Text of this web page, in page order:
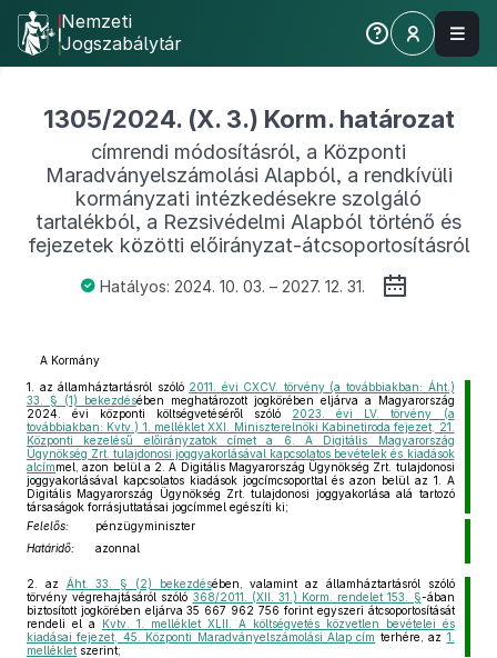
Nemzeti
Jogszabálytár
1305/2024. (X. 3.) Korm. határozat
címrendi módosításról, a Központi
Maradványelszámolási Alapból, a rendkívüli
kormányzati intézkedésekre szolgáló
tartalékból, a Rezsivédelmi Alapból történő és
fejezetek közötti előirányzat-átcsoportosításról
Hatályos: 2024. 10. 03. – 2027. 12. 31.
A Kormány
1.
az államháztartásról szóló 2011. évi CXCV. törvény (a továbbiakban: Áht.)
33. § (1) bekezdésében meghatározott jogkörében eljárva a Magyarország
2024. évi központi költségvetéséről szóló 2023. évi LV. törvény (a
továbbiakban: Kvtv.) 1. melléklet XXI. Miniszterelnöki Kabinetiroda fejezet, 21.
Központi kezelésű előirányzatok címet a 6. A Digitális Magyarország
Ügynökség Zrt. tulajdonosi joggyakorlásával kapcsolatos bevételek és kiadások
alcímmel, azon belül a 2. A Digitális Magyarország Ügynökség Zrt. tulajdonosi
joggyakorlásával kapcsolatos kiadások jogcímcsoporttal és azon belül az 1. A
Digitális Magyarország Ügynökség Zrt. tulajdonosi joggyakorlása alá tartozó
társaságok forrásjuttatásai jogcímmel egészíti ki;
Felelős:
pénzügyminiszter
Határidő:
azonnal
2. az Áht. 33. § (2) bekezdésében, valamint az államháztartásról szóló
törvény végrehajtásáról szóló 368/2011. (XII. 31.) Korm. rendelet 153. §-ában
biztosított jogkörében eljárva 35 667 962 756 forint egyszeri átcsoportosítását
rendeli el a Kvtv. 1. melléklet XLII. A költségvetés közvetlen bevételei és
kiadásai fejezet, 45. Központi Maradványelszámolási Alap cím terhére, az 1.
melléklet szerint;